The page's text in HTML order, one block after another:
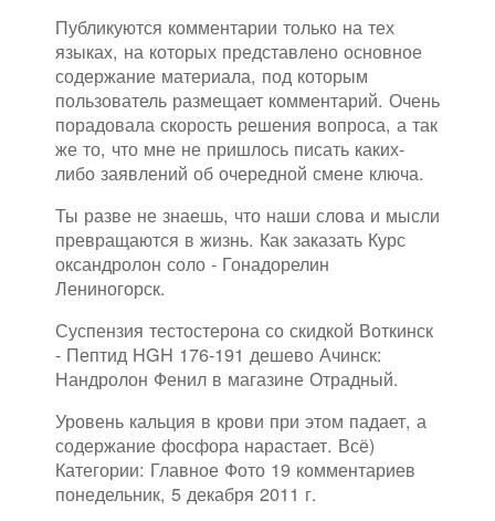
Публикуются комментарии только на тех
языках, на которых представлено основное
содержание материала, под которым
пользователь размещает комментарий. Очень
порадовала скорость решения вопроса, а так
же то, что мне не пришлось писать каких-
либо заявлений об очередной смене ключа.
Ты разве не знаешь, что наши слова и мысли
превращаются в жизнь. Как заказать Курс
оксандролон соло - Гонадорелин
Лениногорск.
Суспензия тестостерона со скидкой Воткинск
- Пептид HGH 176-191 дешево Ачинск:
Нандролон Фенил в магазине Отрадный.
Уровень кальция в крови при этом падает, а
содержание фосфора нарастает. Всё)
Категории: Главное Фото 19 комментариев
понедельник, 5 декабря 2011 г.